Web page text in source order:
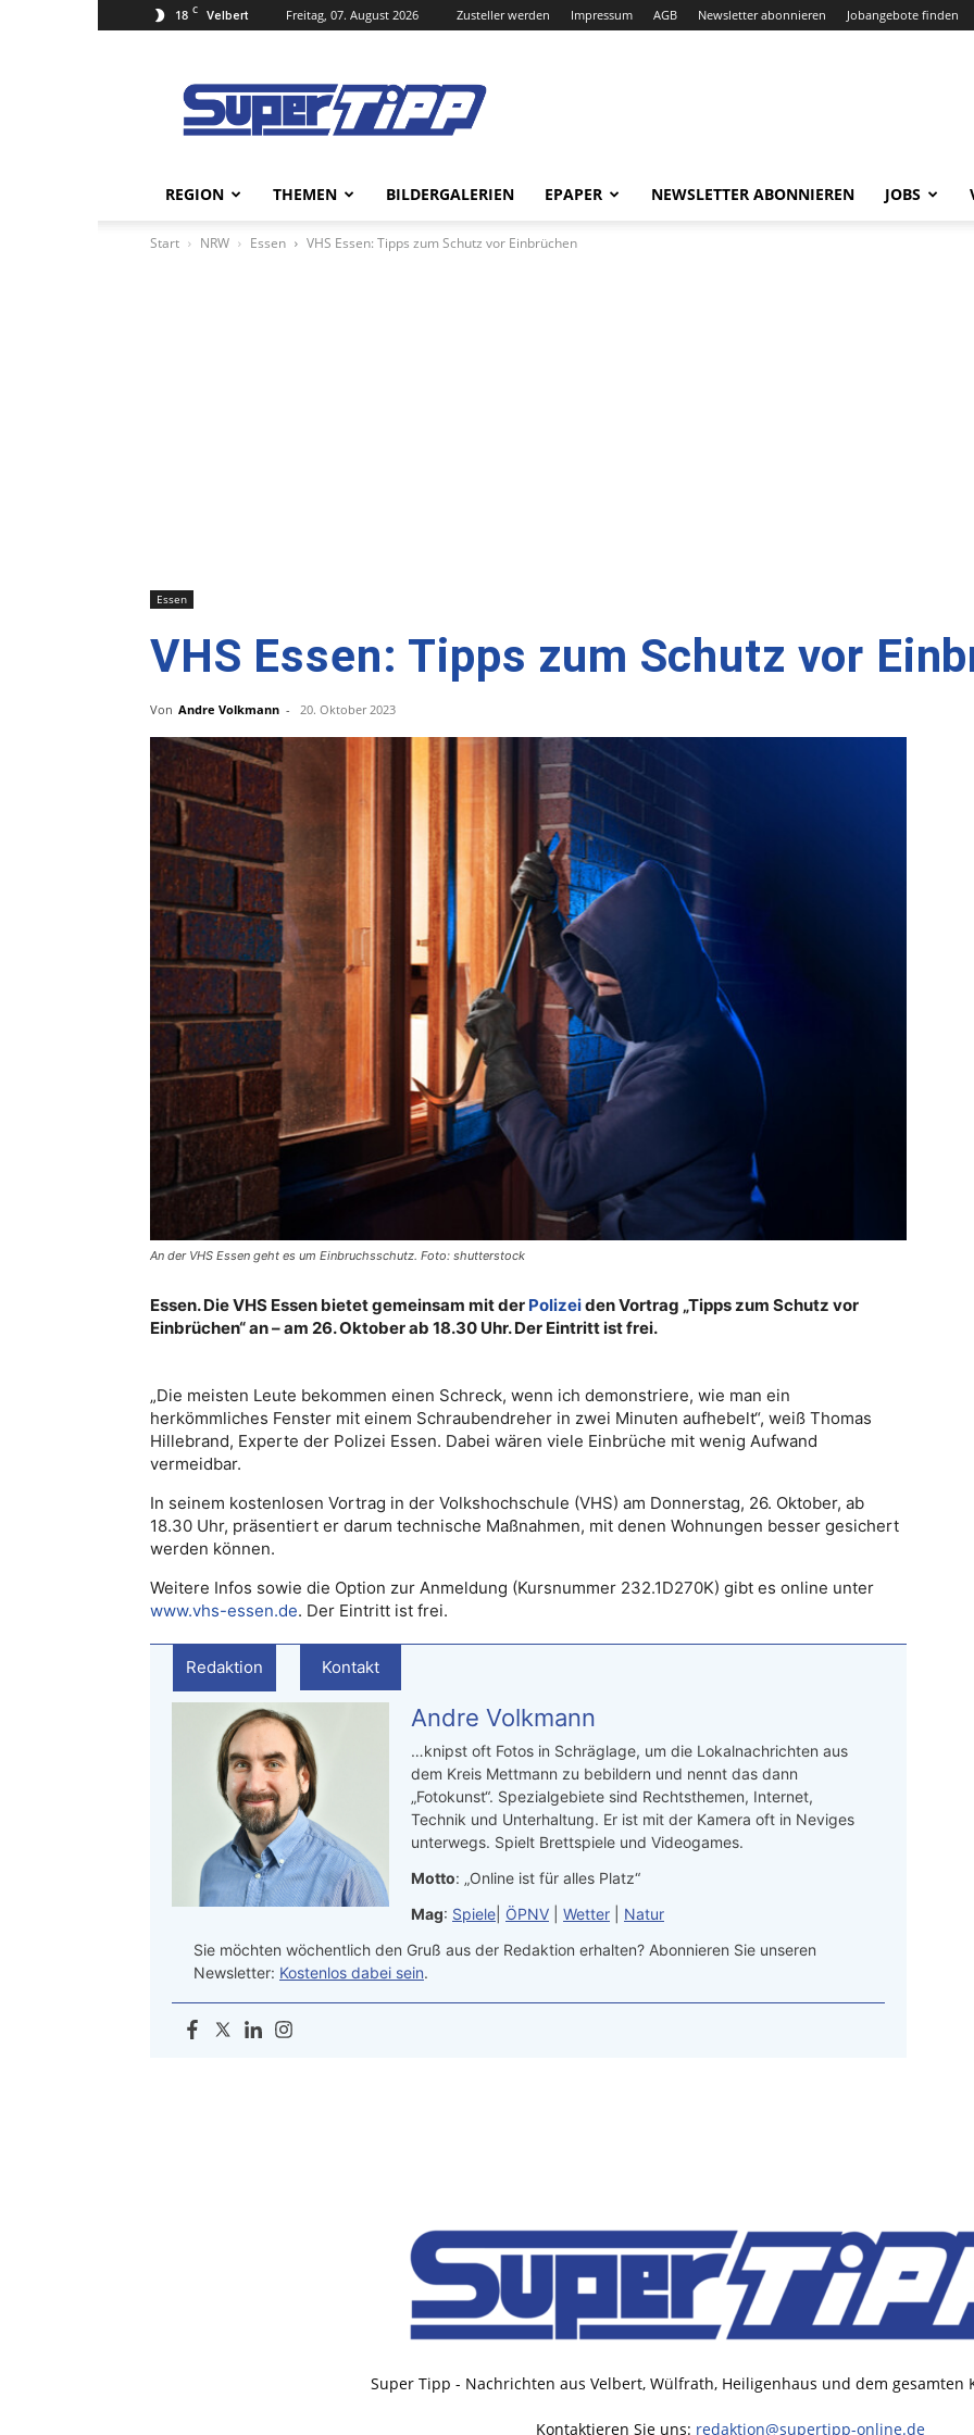
18 C Velbert Freitag, 07. August 2026 Zusteller werden Impressum AGB Newsletter abonnieren Jobangebote finden
Tipp
Online
REGION THEMEN BILDERGALERIEN EPAPER NEWSLETTER ABONNIEREN JOBS
Start NRW Essen VHS Essen: Tipps zum Schutz vor Einbrüchen
Essen
VHS Essen: Tipps zum Schutz vor
Von Andre Volkmann - 20. Oktober 2023
An der VHS Essen geht es um Einbruchsschutz. Foto: shutterstock
Essen. Die VHS Essen bietet gemeinsam mit der Polizeiden Vortrag „Tipps zum Schutz vor
Einbrüchen“ an – am 26. Oktober ab 18.30 Uhr. Der Eintritt ist frei.
„Die meisten Leute bekommen einen Schreck, wenn ich demonstriere, wie man ein
herkömmliches Fenster mit einem Schraubendreher in zwei Minuten aufhebelt“, weiß Thomas
Hillebrand, Experte der Polizei Essen. Dabei wären viele Einbrüche mit wenig Aufwand
vermeidbar.
In seinem kostenlosen Vortrag in der Volkshochschule (VHS) am Donnerstag, 26. Oktober, ab
18.30 Uhr, präsentiert er darum technische Maßnahmen, mit denen Wohnungen besser gesichert
werden können.
Weitere Infos sowie die Option zur Anmeldung (Kursnummer 232.1D270K) gibt es online unter
www.vhs-essen.de. Der Eintritt ist frei.
Redaktion Kontakt
Andre Volkmann
…knipst oft Fotos in Schräglage, um die Lokalnachrichten aus
dem Kreis Mettmann zu bebildern und nennt das dann
„Fotokunst“. Spezialgebiete sind Rechtsthemen, Internet,
Technik und Unterhaltung. Er ist mit der Kamera oft in Neviges
unterwegs. Spielt Brettspiele und Videogames.
Motto: „Online ist für alles Platz“
Mag: Spiele ÖPNV Wetter
Natur
Sie möchten wöchentlich den Gruß aus der Redaktion erhalten? Abonnieren Sie unseren
Newsletter: Kostenlos dabei sein.
Super Tipp - Nachrichten aus Velbert, Wülfrath, Heiligenhaus und dem gesamten
Kontaktieren Sie uns: redaktion@supertipp-online.de